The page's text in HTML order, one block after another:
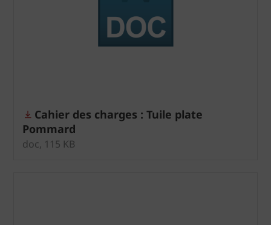
Cahier des charges : Tuile plate
Pommard
doc, 115 KB